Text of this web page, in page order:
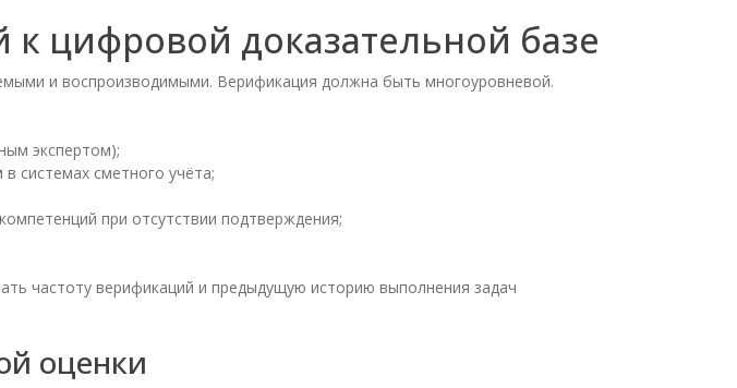
цифровой доказательной базе
и воспроизводимыми. Верификация должна быть многоуровневой.
экспертом);
системах сметного учёта;
при отсутствии подтверждения;
частоту верификаций и предыдущую историю выполнения задач
оценки